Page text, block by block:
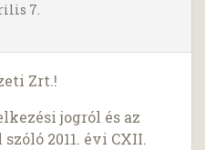
7.
Zrt.!
jogról és az
2011. évi CXII.